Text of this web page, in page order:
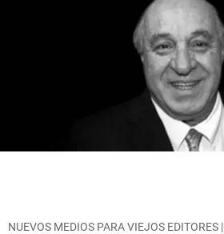
NUEVOS MEDIOS PARA VIEJOS EDITORES |